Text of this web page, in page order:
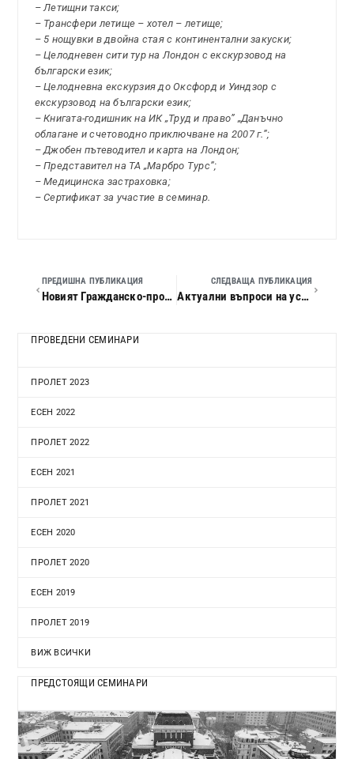
– Летищни такси;
– Трансфери летище – хотел – летище;
– 5 нощувки в двойна стая с континентални закуски;
– Целодневен сити тур на Лондон с екскурзовод на
български език;
– Целодневна екскурзия до Оксфорд и Уиндзор с
екскурзовод на български език;
– Книгата-годишник на ИК „Труд и право” „Данъчно
облагане и счетоводно приключване на 2007 г.”;
– Джобен пътеводител и карта на Лондон;
– Представител на ТА „Марбро Турс”;
– Медицинска застраховка;
– Сертификат за участие в семинар.
ПРЕДИШНА ПУБЛИКАЦИЯ
Новият Гражданско-процесуален кодекс
СЛЕДВАЩА ПУБЛИКАЦИЯ
Актуални въпроси на устройството на територията и строителството.
ПРОВЕДЕНИ СЕМИНАРИ
ПРОЛЕТ 2023
ЕСЕН 2022
ПРОЛЕТ 2022
ЕСЕН 2021
ПРОЛЕТ 2021
ЕСЕН 2020
ПРОЛЕТ 2020
ЕСЕН 2019
ПРОЛЕТ 2019
ВИЖ ВСИЧКИ
ПРЕДСТОЯЩИ СЕМИНАРИ